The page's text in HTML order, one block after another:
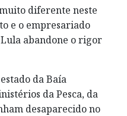
diferente neste
e o empresariado
abandone o rigor
da Baía
da Pesca, da
desaparecido no